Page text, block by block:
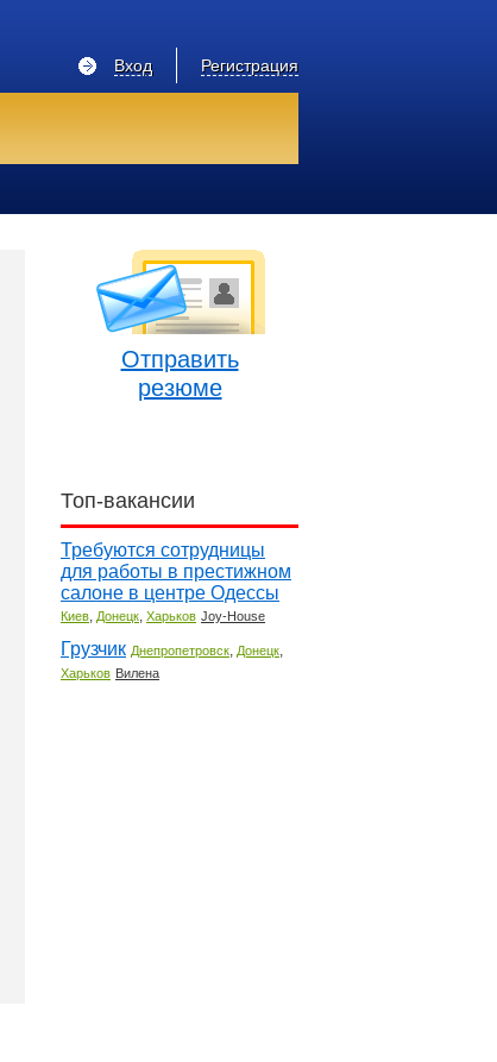
Регистрация
Вход
Отправить
резюме
Топ-вакансии
Требуются сотрудницы
для работы в престижном
салоне в центре Одессы
Киев, Донецк, Харьков Joy-House
Грузчик Днепропетровск, Донецк,
Харьков Вилена